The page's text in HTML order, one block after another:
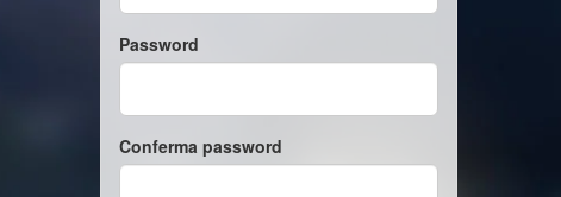
Password
Conferma password